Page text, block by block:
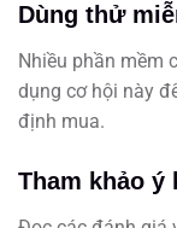
Dùng thử
Nhiều phần mềm
dụng cơ hội này
định mua.
Tham khảo ý